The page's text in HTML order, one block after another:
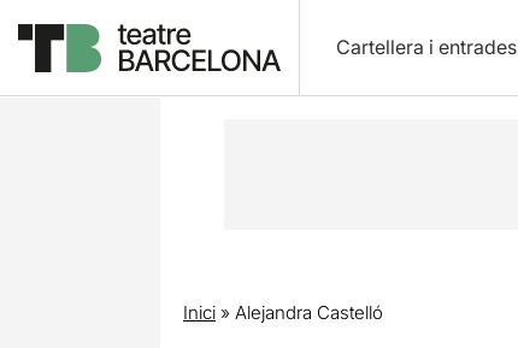
Cartellera i entrades
Inici» Alejandra Castelló